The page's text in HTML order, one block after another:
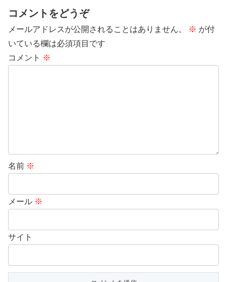
コメントをどうぞ
メールアドレスが公開されることはありません。 ※ が付
いている欄は必須項目です
コメント ※
名前 ※
メール ※
サイト